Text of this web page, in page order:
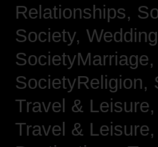
Relationships,
Society,
SocietyMarriage,
SocietyReligion,
Travel &
Travel &